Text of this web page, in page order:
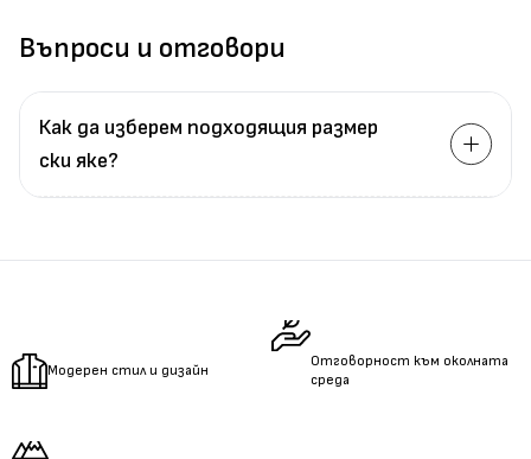
Въпроси и отговори
Как да изберем подходящия размер
ски яке?
Измеретеобиколкатана талията.
Модерен стил и дизайн
Отговорност към околната
среда